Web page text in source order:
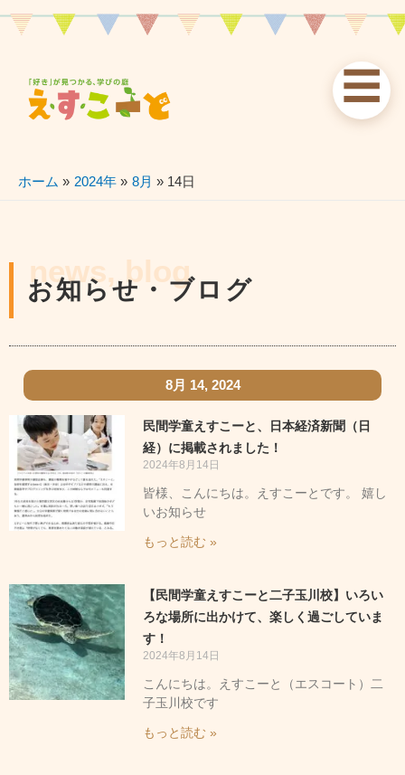
☰
お知らせ
news
えすこーと 各校案内
schools
ホーム 2024年 8月 14日
news, blog
お知らせ・ブログ
8月 14, 2024
民間学童えすこーと、日本経済新聞（日
経）に掲載されました！
2024年8月14日
皆様、こんにちは。えすこーとです。 嬉し
いお知らせ
もっと読む »
【民間学童えすこーと二子玉川校】いろい
ろな場所に出かけて、楽しく過ごしていま
す！
2024年8月14日
こんにちは。えすこーと（エスコート）二
子玉川校です
もっと読む »